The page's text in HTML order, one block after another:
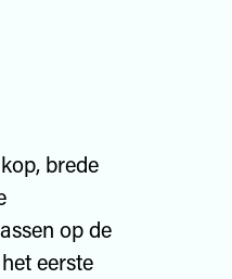
brede
op de
eerste